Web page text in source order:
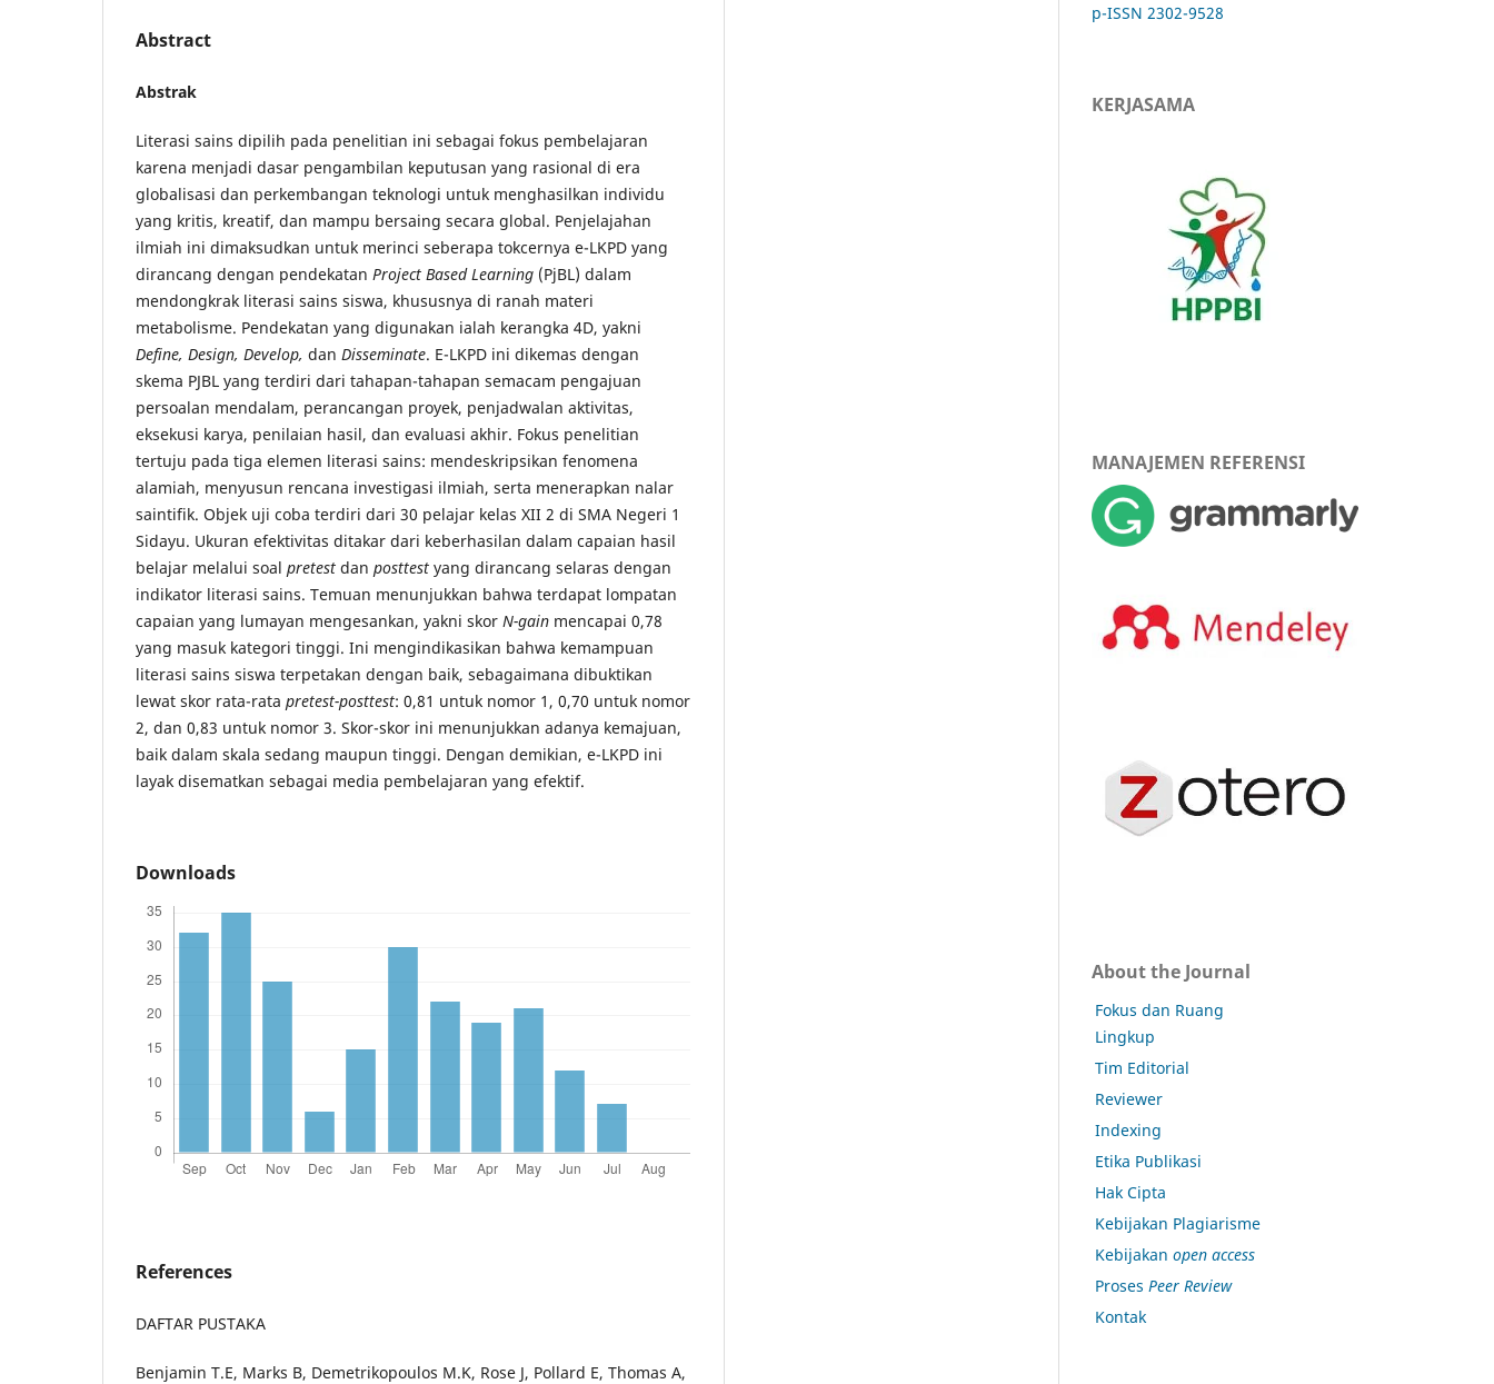
Abstract
Abstrak
Literasi sains dipilih pada penelitian ini sebagai fokus pembelajaran
karena menjadi dasar pengambilan keputusan yang rasional di era
globalisasi dan perkembangan teknologi untuk menghasilkan individu
yang kritis, kreatif, dan mampu bersaing secara global. Penjelajahan
ilmiah ini dimaksudkan untuk merinci seberapa tokcernya e-LKPD yang
dirancang dengan pendekatan Project Based Learning (PjBL) dalam
mendongkrak literasi sains siswa, khususnya di ranah materi
metabolisme. Pendekatan yang digunakan ialah kerangka 4D, yakni
Define, Design, Develop, dan Disseminate. E-LKPD ini dikemas dengan
skema PJBL yang terdiri dari tahapan-tahapan semacam pengajuan
persoalan mendalam, perancangan proyek, penjadwalan aktivitas,
eksekusi karya, penilaian hasil, dan evaluasi akhir. Fokus penelitian
tertuju pada tiga elemen literasi sains: mendeskripsikan fenomena
alamiah, menyusun rencana investigasi ilmiah, serta menerapkan nalar
saintifik. Objek uji coba terdiri dari 30 pelajar kelas XII 2 di SMA Negeri 1
Sidayu. Ukuran efektivitas ditakar dari keberhasilan dalam capaian hasil
belajar melalui soal pretest dan posttest yang dirancang selaras dengan
indikator literasi sains. Temuan menunjukkan bahwa terdapat lompatan
capaian yang lumayan mengesankan, yakni skor N-gain mencapai 0,78
yang masuk kategori tinggi. Ini mengindikasikan bahwa kemampuan
literasi sains siswa terpetakan dengan baik, sebagaimana dibuktikan
lewat skor rata-rata pretest-posttest: 0,81 untuk nomor 1, 0,70 untuk nomor
2, dan 0,83 untuk nomor 3. Skor-skor ini menunjukkan adanya kemajuan,
baik dalam skala sedang maupun tinggi. Dengan demikian, e-LKPD ini
layak disematkan sebagai media pembelajaran yang efektif.
Downloads
References
DAFTAR PUSTAKA
Benjamin T.E, Marks B, Demetrikopoulos M.K, Rose J, Pollard E, Thomas A,
p-ISSN 2302-9528
KERJASAMA
MANAJEMEN REFERENSI
About the Journal
Fokus dan Ruang
Lingkup
Tim Editorial
Reviewer
Indexing
Etika Publikasi
Hak Cipta
Kebijakan Plagiarisme
Kebijakan open access
Proses Peer Review
Kontak